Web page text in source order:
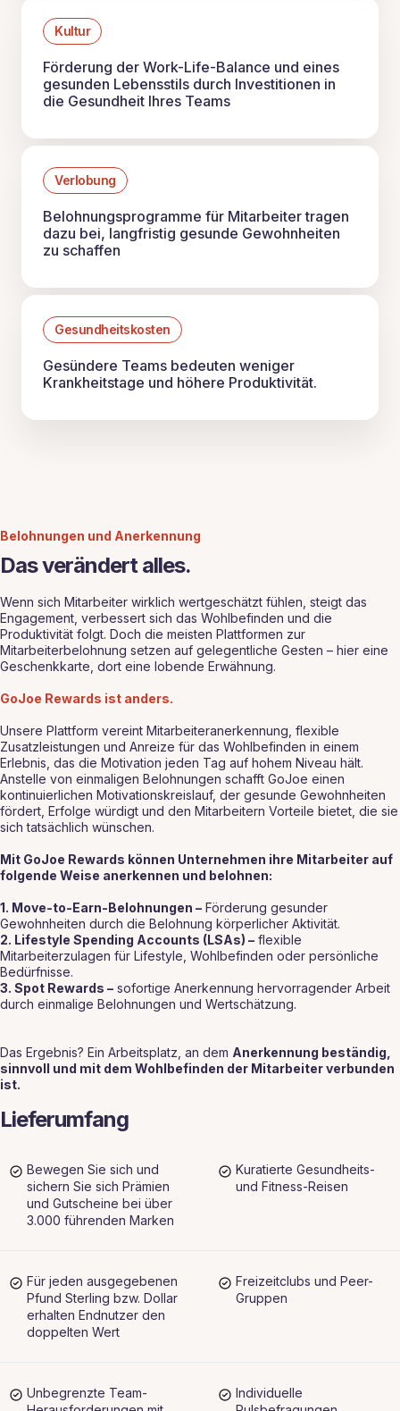
Kultur
Förderung der Work-Life-Balance und eines
gesunden Lebensstils durch Investitionen in
die Gesundheit Ihres Teams
Verlobung
Belohnungsprogramme für Mitarbeiter tragen
dazu bei, langfristig gesunde Gewohnheiten
zu schaffen
Gesundheitskosten
Gesündere Teams bedeuten weniger
Krankheitstage und höhere Produktivität.
Belohnungen und Anerkennung
Das verändert alles.
Wenn sich Mitarbeiter wirklich wertgeschätzt fühlen, steigt das
Engagement, verbessert sich das Wohlbefinden und die
Produktivität folgt. Doch die meisten Plattformen zur
Mitarbeiterbelohnung setzen auf gelegentliche Gesten – hier eine
Geschenkkarte, dort eine lobende Erwähnung.
GoJoe Rewards ist anders.
Unsere Plattform vereint Mitarbeiteranerkennung, flexible
Zusatzleistungen und Anreize für das Wohlbefinden in einem
Erlebnis, das die Motivation jeden Tag auf hohem Niveau hält.
Anstelle von einmaligen Belohnungen schafft GoJoe einen
kontinuierlichen Motivationskreislauf, der gesunde Gewohnheiten
fördert, Erfolge würdigt und den Mitarbeitern Vorteile bietet, die sie
sich tatsächlich wünschen.
Mit GoJoe Rewards können Unternehmen ihre Mitarbeiter auf
folgende Weise anerkennen und belohnen:
1. Move-to-Earn-Belohnungen – Förderung gesunder
Gewohnheiten durch die Belohnung körperlicher Aktivität.
2. Lifestyle Spending Accounts (LSAs) – flexible
Mitarbeiterzulagen für Lifestyle, Wohlbefinden oder persönliche
Bedürfnisse.
3. Spot Rewards – sofortige Anerkennung hervorragender Arbeit
durch einmalige Belohnungen und Wertschätzung.
Das Ergebnis? Ein Arbeitsplatz, an dem Anerkennung beständig,
sinnvoll und mit dem Wohlbefinden der Mitarbeiter verbunden
ist.
Lieferumfang
Bewegen Sie sich und
sichern Sie sich Prämien
und Gutscheine bei über
3.000 führenden Marken
Kuratierte Gesundheits-
und Fitness-Reisen
Für jeden ausgegebenen
Pfund Sterling bzw. Dollar
erhalten Endnutzer den
doppelten Wert
Freizeitclubs und Peer-
Gruppen
Unbegrenzte Team-
Individuelle